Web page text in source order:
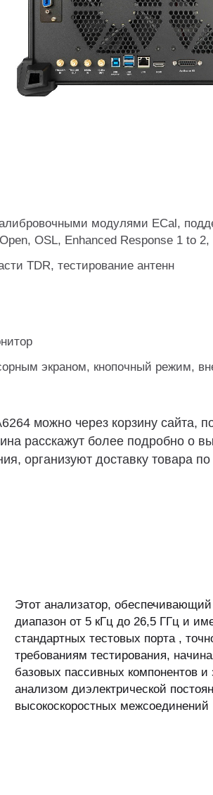
модулями ECal,
OSL, Enhanced Response 1 to
TDR, тестирование антенн
экраном, кнопочный режим,
можно через корзину сайта,
расскажут более подробно о
организуют доставку товара по
Этот анализатор,
диапазон от 5 кГц до 26,5 ГГц и
стандартных тестовых порта ,
требованиям тестирования,
базовых пассивных компонентов и
анализом диэлектрической
высокоскоростных межсоединений